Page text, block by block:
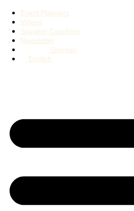
Event Planners
Videos
Speaker Coaching
Newsletter
German
English